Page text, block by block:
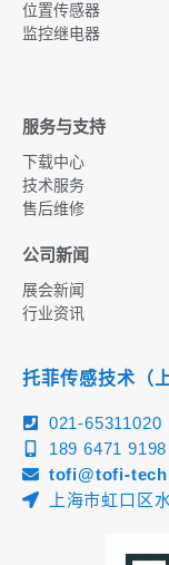
位置传感器
监控继电器
服务与支持
下载中心
技术服务
售后维修
公司新闻
展会新闻
行业资讯
托菲传感技术（
021-65311020
189 6471 9198
tofi@tofi-
上海市虹口区